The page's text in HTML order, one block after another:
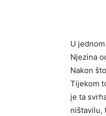
U
Njezina
Nakon
Tijekom
je ta
ništavilu,